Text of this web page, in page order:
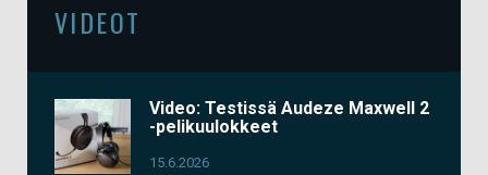
VIDEOT
Video: Testissä Audeze Maxwell 2
-pelikuulokkeet
15.6.2026